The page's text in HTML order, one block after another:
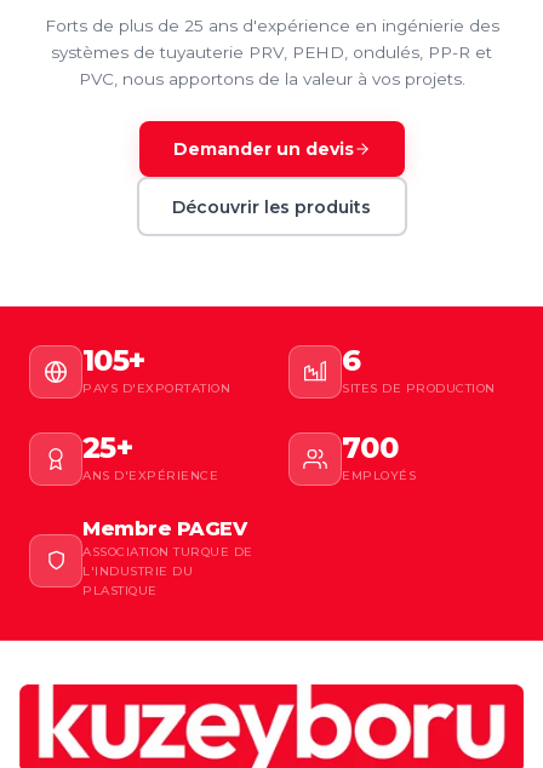
Forts de plus de 25 ans d'expérience en ingénierie des
systèmes de tuyauterie PRV, PEHD, ondulés, PP-R et
PVC, nous apportons de la valeur à vos projets.
Demander un devis
Découvrir les produits
105+
PAYS D'EXPORTATION
6
SITES DE PRODUCTION
25+
ANS D'EXPÉRIENCE
700
EMPLOYÉS
Membre PAGEV
ASSOCIATION TURQUE DE
L'INDUSTRIE DU
PLASTIQUE